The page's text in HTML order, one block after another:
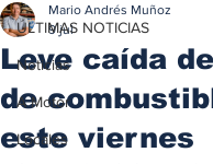
ÚLTIMAS NOTICIAS
Noticias
A Motor
Locales
Leve caída
de
este viernes
Mario Andrés Muñoz
9 jul